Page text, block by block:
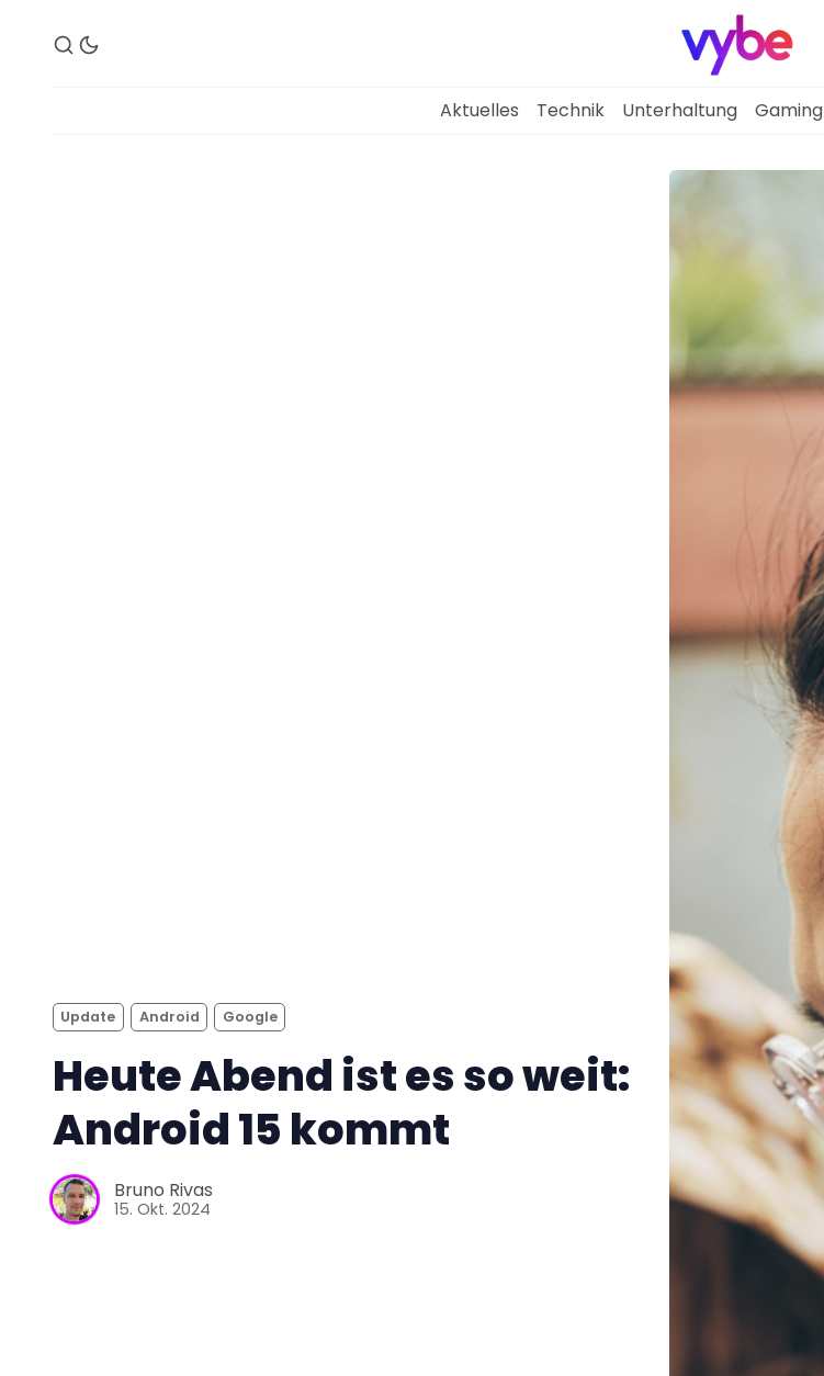
Technik
Unterhaltung
Gaming
Über uns
Team
Zusammenarbeit
Aktuelles Technik Unterhaltung Gaming
Update Android Google
Heute Abend ist es so weit:
Android 15 kommt
Bruno Rivas
15. Okt. 2024